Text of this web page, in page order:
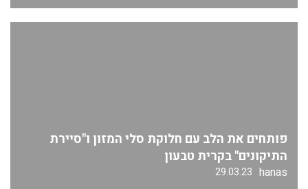
פותחים את הלב עם חלוקת סלי המזון ו"סיירת
התיקונים" בקרית טבעון
hanas
29.03.23